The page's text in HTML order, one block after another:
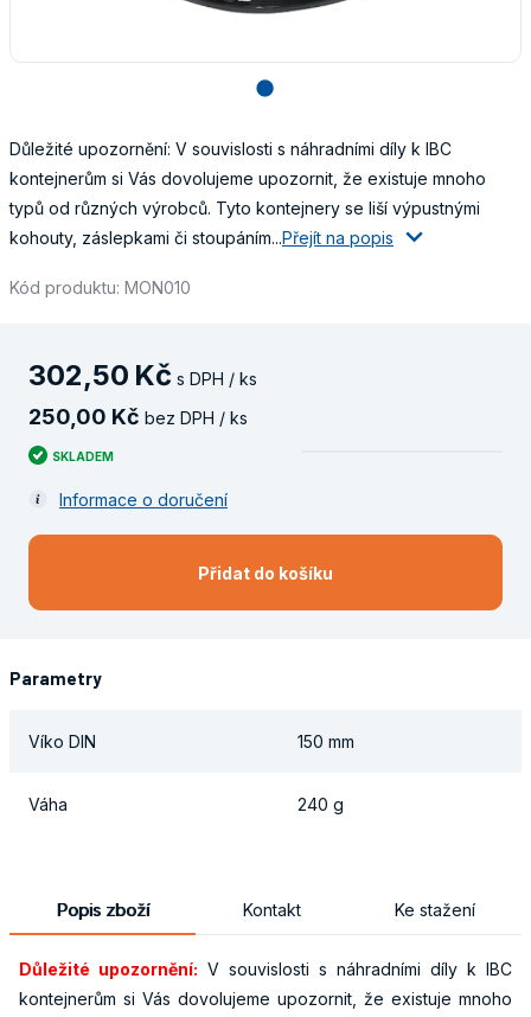
lens
Důležité upozornění: V souvislosti s náhradními díly k IBC
kontejnerům si Vás dovolujeme upozornit, že existuje mnoho
typů od různých výrobců. Tyto kontejnery se liší výpustnými
kohouty, záslepkami či stoupáním...Přejít na popis
Kód produktu: MON010
302,50 Kč s DPH / ks
250 00 Kč bez DPH / ks
SKLADEM
Informace o doručení
Přidat do košíku
Parametry
Víko DIN 150 mm
Váha 240 g
Popis zboží Kontakt Ke stažení
Důležité upozornění: V souvislosti s náhradními díly k IBC
kontejnerům si Vás dovolujeme upozornit, že existuje mnoho